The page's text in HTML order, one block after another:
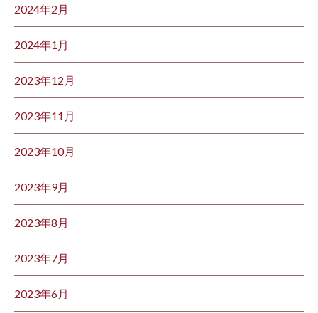
2024年2月
2024年1月
2023年12月
2023年11月
2023年10月
2023年9月
2023年8月
2023年7月
2023年6月